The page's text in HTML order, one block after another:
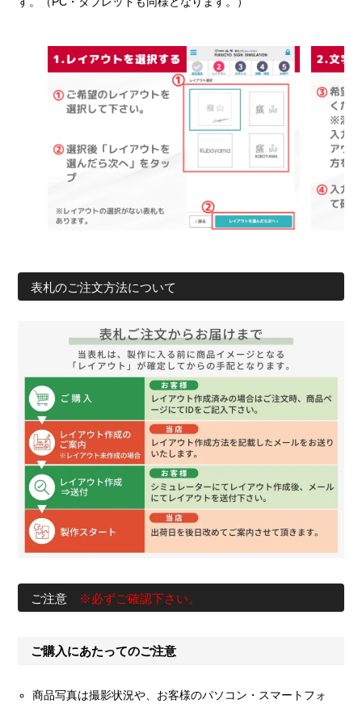
表札のご注文方法について
ご注意 ※必ずご確認下さい。
ご購入にあたってのご注意
商品写真は撮影状況や、お客様のパソコン・スマートフォ